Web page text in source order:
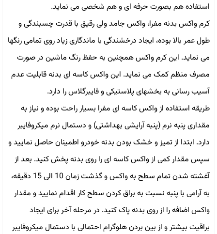
استفاده هم بصورت حرفه ای و هم شخصی می نماید.
کرم واکس بدنه مفرا، واکس جامد ولی رقیق با قدرت چسبندگی و
طول عمر بالا بوده، ایجاد درخشندگی با ماندگاری زیاد روی تمامی رنگها
می نماید. این کرم واکس همچنین به حفظ رنگ ماشین در صورت
مصرف منظم کمک می نماید. این واکس کاسه ای بدنه قابلیت عدم
آسیب رسانی به بخشهای پلاستیکی و فایبرگلاس را دارد.
طریقه استفاده از واکس کاسه ای مفرا بسیار راحت بوده و نیاز به
مقداری پنبه نرم (پنبه آرایشی بهداشتی) و دستمال نرم میکروفایبر
دارد. ابتدا از تمیز و خشک بودن بدنه خودرو اطمینان حاصل نمایید و
سپس مقدار کمی از واکس کاسه ای را روی بدنه پخش کنید. بعد از
آغشته شدن تمام سطح به واکس و گذشت زمان 10 الی 15 دقیقه،
به آرامی با پنبه نسبت به براق کردن سطح کار اقدام نمایید و مقدار
واکس اضافه را از روی بدنه پاک کنید. در مرحله آخر برای ایجاد
براقیت بیشتر و از بین بردن هلوگرام احتمالی با دستمال میکروفایبر